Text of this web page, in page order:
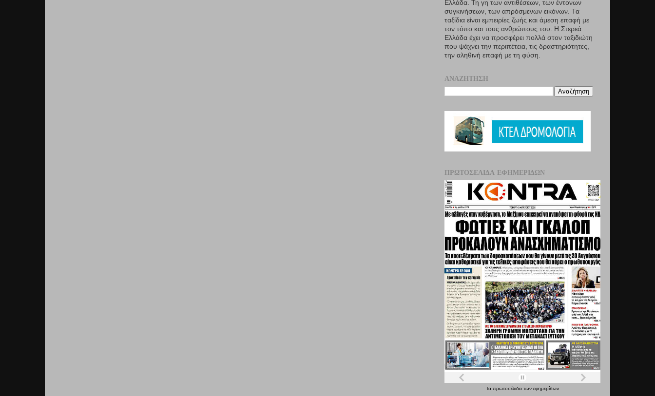
Ελλάδα. Τη γη των αντιθέσεων, των έντονων
συγκινήσεων, των απρόσμενων εικόνων. Τα
ταξίδια είναι εμπειρίες ζωής και άμεση επαφή µε
τον τόπο και τους ανθρώπους του. Η Στερεά
Ελλάδα έχει να προσφέρει πολλά στον ταξιδιώτη
που ψάχνει την περιπέτεια, τις δραστηριότητες,
την αληθινή επαφή µε τη φύση.
ΑΝΑΖΉΤΗΣΗ
ΠΡΩΤΟΣΈΛΙΔΑ ΕΦΗΜΕΡΊΔΩΝ
Τα πρωτοσέλιδα των εφημερίδων